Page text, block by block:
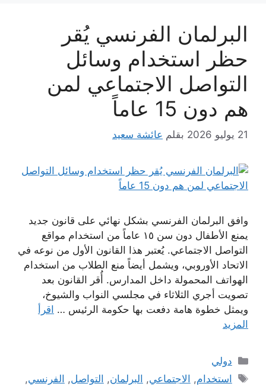
البرلمان الفرنسي يُقر
حظر استخدام وسائل
التواصل الاجتماعي لمن
هم دون 15 عاماً
21 يوليو 2026 بقلم عائشة سعيد
وافق البرلمان الفرنسي بشكل نهائي على قانون جديد
يمنع الأطفال دون سن ١٥ عاماً من استخدام مواقع
التواصل الاجتماعي. يُعتبر هذا القانون الأول من نوعه في
الاتحاد الأوروبي، ويشمل أيضاً منع الطلاب من استخدام
الهواتف المحمولة داخل المدارس. أُقر القانون بعد
تصويت أجري الثلاثاء في مجلسي النواب والشيوخ،
ويمثل خطوة هامة دفعت بها حكومة الرئيس … اقرأ
المزيد
التصنيفات
دولي
الوسوم
استخدام, الاجتماعي, البرلمان, التواصل, الفرنسي,